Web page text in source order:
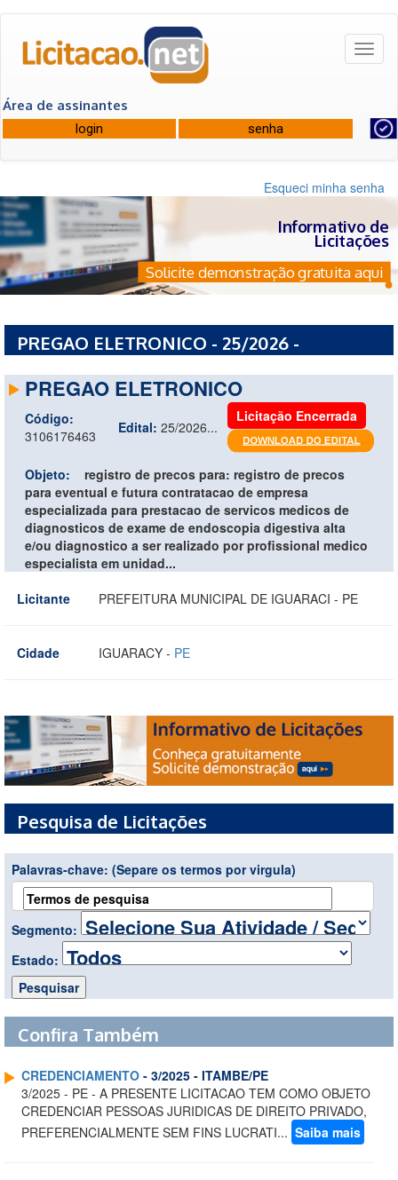
Área de assinantes
Esqueci minha senha
Informativo de
Licitações
Solicite demonstração gratuita aqui
PREGAO ELETRONICO - 25/2026 -
PREGAO ELETRONICO
Código:
3106176463
Edital: 25/2026...
Licitação Encerrada
Objeto:
registro de precos para: registro de precos
para eventual e futura contratacao de empresa
especializada para prestacao de servicos medicos de
diagnosticos de exame de endoscopia digestiva alta
e/ou diagnostico a ser realizado por profissional medico
especialista em unidad...
Licitante
PREFEITURA MUNICIPAL DE IGUARACI - PE
Cidade IGUARACY - PE
Pesquisa de Licitações
Palavras-chave: (Separe os termos por virgula)
Segmento:
Estado:
Confira Também
CREDENCIAMENTO - 3/2025 - ITAMBE/PE
3/2025 - PE - A PRESENTE LICITACAO TEM COMO OBJETO
CREDENCIAR PESSOAS JURIDICAS DE DIREITO PRIVADO,
PREFERENCIALMENTE SEM FINS LUCRATI... Saiba mais